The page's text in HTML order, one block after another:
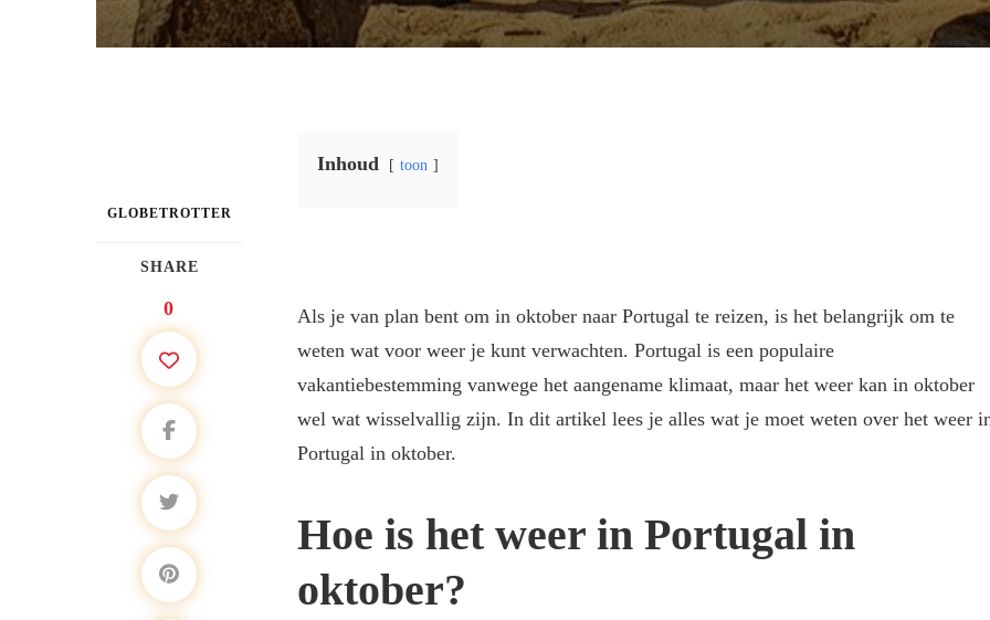
GLOBETROTTER
SHARE
0
Inhoud toon
Als je van plan bent om in oktober naar Portugal te reizen, is het belangrijk om te
weten wat voor weer je kunt verwachten. Portugal is een populaire
vakantiebestemming vanwege het aangename klimaat, maar het weer kan in oktober
wel wat wisselvallig zijn. In dit artikel lees je alles wat je moet weten over het weer
Portugal in oktober.
Hoe is het weer in Portugal in
oktober?